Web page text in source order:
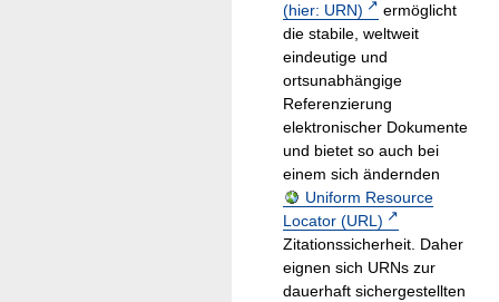
(hier: URN)
ermöglicht
die stabile, weltweit
eindeutige und
ortsunabhängige
Referenzierung
elektronischer Dokumente
und bietet so auch bei
einem sich ändernden
Uniform Resource
Locator (URL)
Zitationssicherheit. Daher
eignen sich URNs zur
dauerhaft sichergestellten